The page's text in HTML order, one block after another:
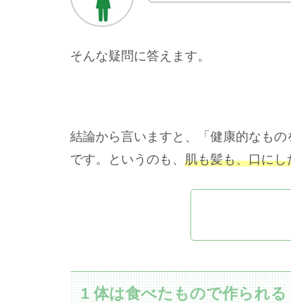
そんな疑問に答えます。
結論から言いますと、「健康的なも
です。というのも、 肌も髪も、口に
1 体は食べたもので作られる